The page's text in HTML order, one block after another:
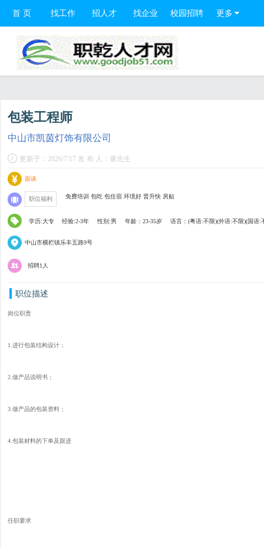
首 页 找工作 招人才 找企业 校园招聘 更多
包装工程师
中山市凯茵灯饰有限公司
更新于：2026/7/17 发 布 人：康先生
面谈
职位福利 免费培训 包吃 包住宿 环境好 晋升快 房贴
学历:大专 经验:2-3年 性别:男 年龄：23-35岁 语言：(粤语:不限)(外语:不限)(国语:
中山市横栏镇乐丰五路9号
招聘1人
职位描述
岗位职责
1.进行包装结构设计；
2.做产品说明书；
3.做产品的包装资料；
4.包装材料的下单及跟进
任职要求